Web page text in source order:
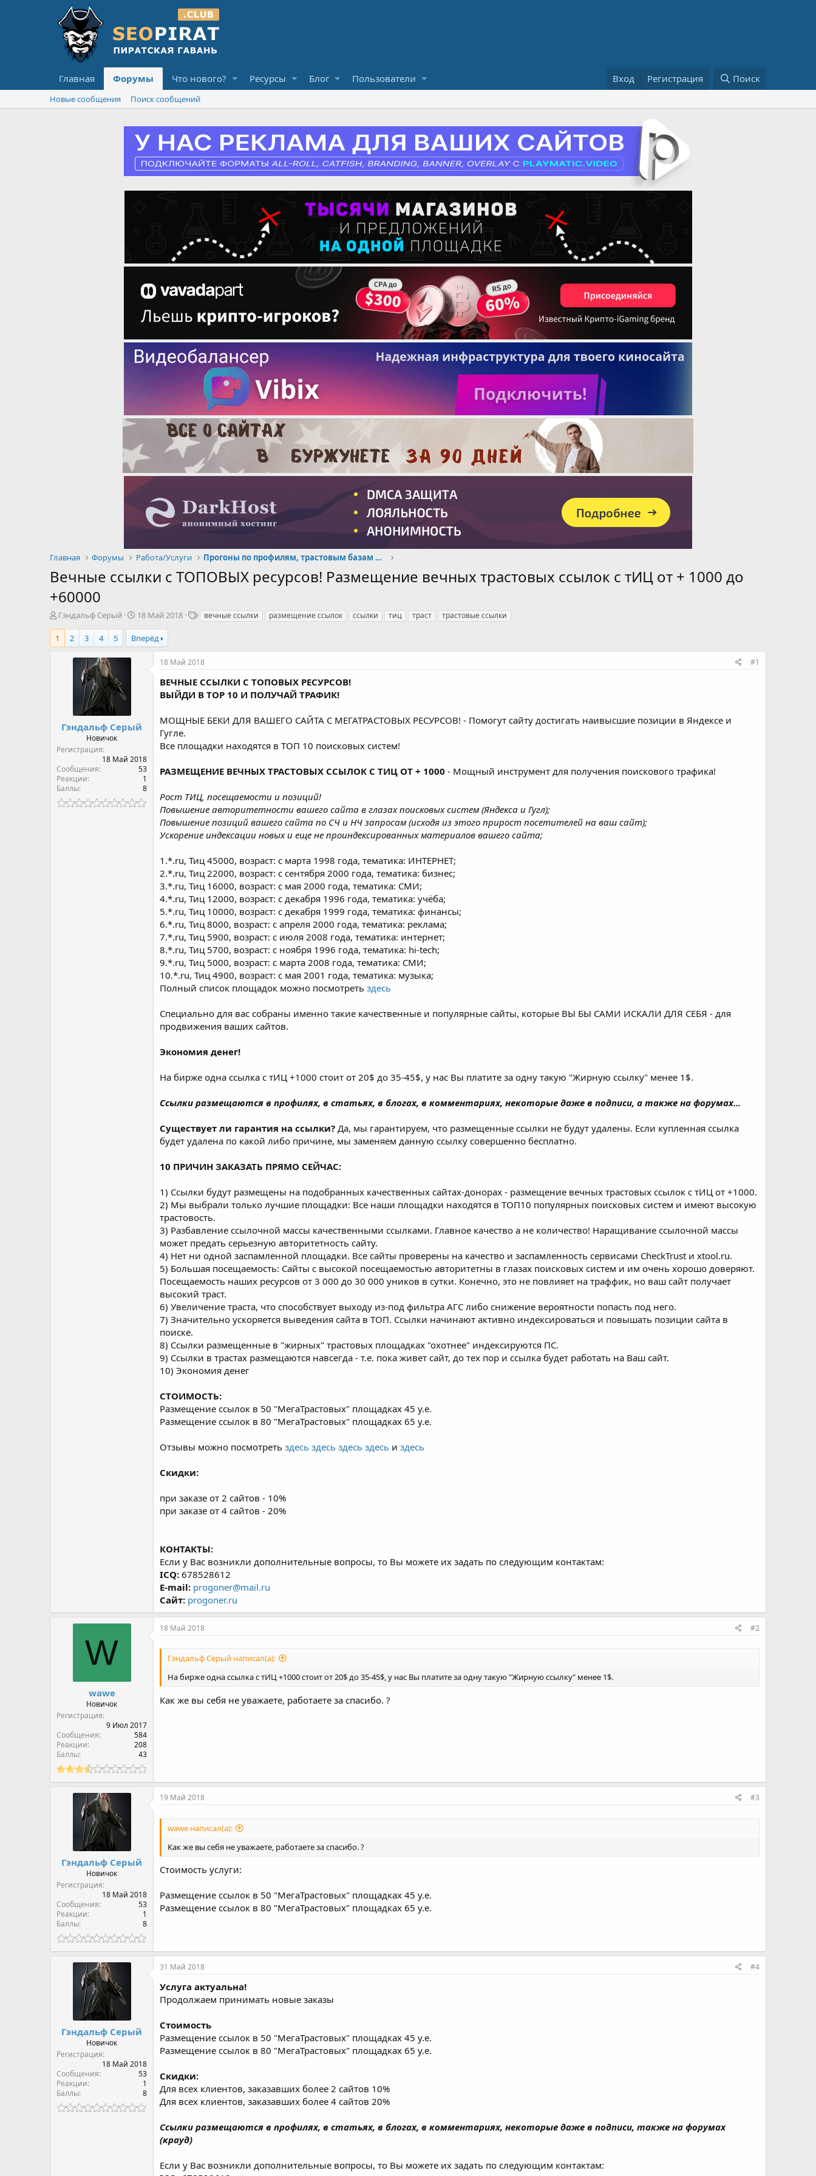
Главная Форумы Что нового? Ресурсы Блог Пользователи Вход Регистрация Поиск
Новые сообщения Поиск сообщений
Главная Форумы Работа/Услуги Прогоны по профилям, трастовым базам и тд
Вечные ссылки с ТОПОВЫХ ресурсов! Размещение вечных трастовых ссылок с тИЦ от + 1000 до
+60000
А
т
о
Гэндальф Серый
Д
т
а
18 Май 2018
Твечные ссылки размещение ссылок ссылки тиц траст трастовые ссылки
1 2 3 4 5 Вперёд
Гэндальф Серый
Новичок
Регистрация
18 Май 2018
Сообщения
53
Реакции
1
Баллы
8
18 Май 2018 #1
ВЕЧНЫЕ ССЫЛКИ С ТОПОВЫХ РЕСУРСОВ!
ВЫЙДИ В ТОР 10 И ПОЛУЧАЙ ТРАФИК!
МОЩНЫЕ БЕКИ ДЛЯ ВАШЕГО САЙТА С МЕГАТРАСТОВЫХ РЕСУРСОВ! - Помогут сайту достигать наивысшие позиции в Яндексе и
Гугле.
Все площадки находятся в ТОП 10 поисковых систем!
РАЗМЕЩЕНИЕ ВЕЧНЫХ ТРАСТОВЫХ ССЫЛОК С ТИЦ ОТ + 1000 - Мощный инструмент для получения поискового трафика!
Рост ТИЦ, посещаемости и позиций!
Повышение авторитетности вашего сайта в глазах поисковых систем (Яндекса и Гугл);
Повышение позиций вашего сайта по СЧ и НЧ запросам (исходя из этого прирост посетителей на ваш сайт);
Ускорение индексации новых и еще не проиндексированных материалов вашего сайта;
1.*.ru, Тиц 45000, возраст: с марта 1998 года, тематика: ИНТЕРНЕТ;
2.*.ru, Тиц 22000, возраст: с сентября 2000 года, тематика: бизнес;
3.*.ru, Тиц 16000, возраст: с мая 2000 года, тематика: СМИ;
4.*.ru, Тиц 12000, возраст: с декабря 1996 года, тематика: учёба;
5.*.ru, Тиц 10000, возраст: с декабря 1999 года, тематика: финансы;
6.*.ru, Тиц 8000, возраст: с апреля 2000 года, тематика: реклама;
7.*.ru, Тиц 5900, возраст: с июля 2008 года, тематика: интернет;
8.*.ru, Тиц 5700, возраст: с ноября 1996 года, тематика: hi-tech;
9.*.ru, Тиц 5000, возраст: с марта 2008 года, тематика: СМИ;
10.*.ru, Тиц 4900, возраст: с мая 2001 года, тематика: музыка;
Полный список площадок можно посмотреть здесь
Специально для вас собраны именно такие качественные и популярные сайты, которые ВЫ БЫ САМИ ИСКАЛИ ДЛЯ СЕБЯ - для
продвижения ваших сайтов.
Экономия денег!
На бирже одна ссылка с тИЦ +1000 стоит от 20$ до 35-45$, у нас Вы платите за одну такую "Жирную ссылку" менее 1$.
Ссылки размещаются в профилях, в статьях, в блогах, в комментариях, некоторые даже в подписи, а также на форумах...
Существует ли гарантия на ссылки? Да, мы гарантируем, что размещенные ссылки не будут удалены. Если купленная ссылка
будет удалена по какой либо причине, мы заменяем данную ссылку совершенно бесплатно.
10 ПРИЧИН ЗАКАЗАТЬ ПРЯМО СЕЙЧАС:
1) Ссылки будут размещены на подобранных качественных сайтах-донорах - размещение вечных трастовых ссылок с тИЦ от +1000.
2) Мы выбрали только лучшие площадки: Все наши площадки находятся в ТОП10 популярных поисковых систем и имеют высокую
трастовость.
3) Разбавление ссылочной массы качественными ссылками. Главное качество а не количество! Наращивание ссылочной массы
может предать серьезную авторитетность сайту.
4) Нет ни одной заспамленной площадки. Все сайты проверены на качество и заспамленность сервисами CheckTrust и хtool.ru.
5) Большая посещаемость: Сайты с высокой посещаемостью авторитетны в глазах поисковых систем и им очень хорошо доверяют.
Посещаемость наших ресурсов от 3 000 до 30 000 уников в сутки. Конечно, это не повлияет на траффик, но ваш сайт получает
высокий траст.
6) Увеличение траста, что способствует выходу из-под фильтра АГС либо снижение вероятности попасть под него.
7) Значительно ускоряется выведения сайта в ТОП. Ссылки начинают активно индексироваться и повышать позиции сайта в
поиске.
8) Ссылки размещенные в "жирных" трастовых площадках "охотнее" индексируются ПС.
9) Ссылки в трастах размещаются навсегда - т.е. пока живет сайт, до тех пор и ссылка будет работать на Ваш сайт.
10) Экономия денег
СТОИМОСТЬ:
Размещение ссылок в 50 "МегаТрастовых" площадках 45 у.е.
Размещение ссылок в 80 "МегаТрастовых" площадках 65 у.е.
Отзывы можно посмотреть здесь здесь здесь здесь и здесь
Скидки:
при заказе от 2 сайтов - 10%
при заказе от 4 сайтов - 20%
КОНТАКТЫ:
Если у Вас возникли дополнительные вопросы, то Вы можете их задать по следующим контактам:
ICQ: 678528612
E-mail: progoner@mail.ru
Сайт: progoner.ru
W
wawe
Новичок
Регистрация
9 Июл 2017
Сообщения
584
Реакции
208
Баллы
43
18 Май 2018 #2
Гэндальф Серый написал(а):
На бирже одна ссылка с тИЦ +1000 стоит от 20$ до 35-45$, у нас Вы платите за одну такую "Жирную ссылку" менее 1$.
Как же вы себя не уважаете, работаете за спасибо. ?
Гэндальф Серый
Новичок
Регистрация
18 Май 2018
Сообщения
53
Реакции
1
Баллы
8
19 Май 2018 #3
wawe написал(а):
Как же вы себя не уважаете, работаете за спасибо. ?
Стоимость услуги:
Размещение ссылок в 50 "МегаТрастовых" площадках 45 у.е.
Размещение ссылок в 80 "МегаТрастовых" площадках 65 у.е.
Гэндальф Серый
Новичок
Регистрация
18 Май 2018
Сообщения
53
Реакции
1
Баллы
8
31 Май 2018 #4
Услуга актуальна!
Продолжаем принимать новые заказы
Стоимость
Размещение ссылок в 50 "МегаТрастовых" площадках 45 у.е.
Размещение ссылок в 80 "МегаТрастовых" площадках 65 у.е.
Скидки:
Для всех клиентов, заказавших более 2 сайтов 10%
Для всех клиентов, заказавших более 4 сайтов 20%
Ссылки размещаются в профилях, в статьях, в блогах, в комментариях, некоторые даже в подписи, также на форумах
(крауд)
Если у Вас возникли дополнительные вопросы, то Вы можете их задать по следующим контактам: